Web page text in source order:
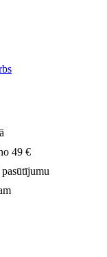
49 €